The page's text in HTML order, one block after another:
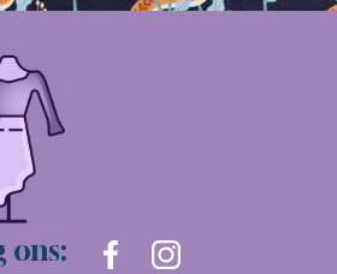
ons: